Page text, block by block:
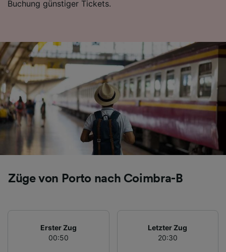
Buchung günstiger Tickets.
Züge von Porto nach Coimbra-B
Erster Zug
00:50
Letzter Zug
20:30
Folgendes bereitzustellen:
Informationen auf einem Endgerät.
Personalisierte Werbung und Inhalte, Messung
von Werbeleistung und der Performance von
Inhalten, Zielgruppenforschung sowie
Entwicklung und Verbesserung von
Angeboten.
Liste der Partner (Lieferanten)